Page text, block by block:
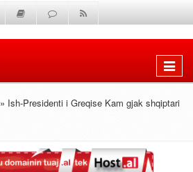
Shfaq
» Ish-Presidenti i Greqise Kam gjak shqiptari